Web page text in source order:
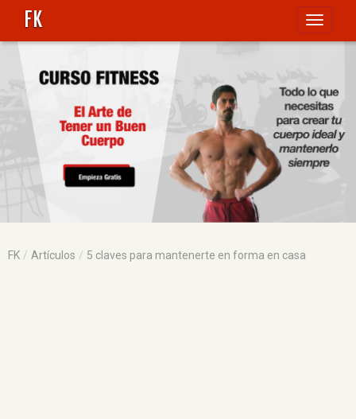
Toggle
FK
FK Artículos 5 claves para mantenerte en forma en casa